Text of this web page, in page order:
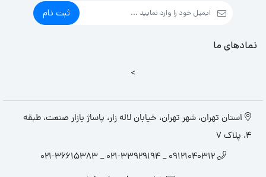
ثبت نام
نمادهای ما
>
استان تهران، شهر تهران، خیابان لاله زار، پاساژ بازار صنعت، طبقه
4، پلاک 7
09121040312 _ 021-33929194 _ 021-36615383